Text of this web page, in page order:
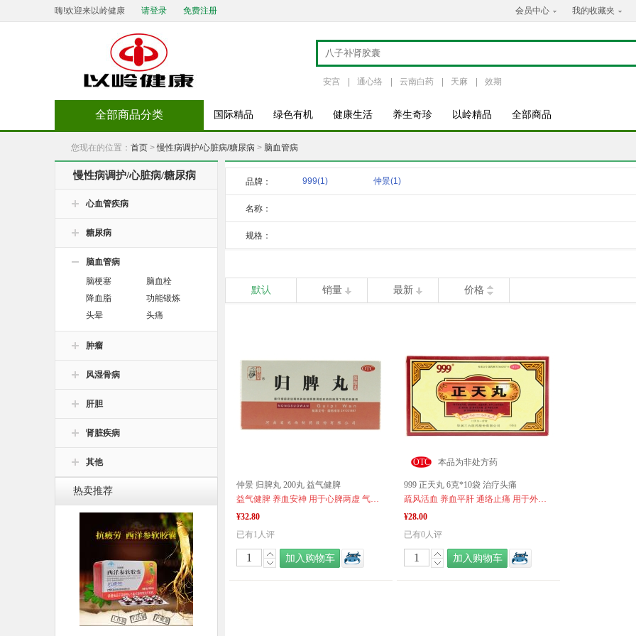
嗨!欢迎来以岭健康 请登录 免费注册 会员中心 我的收藏夹
安宫 通心络 云南白药 天麻 效期
全部商品分类 国际精品 绿色有机 健康生活 养生奇珍 以岭精品 全部商品
您现在的位置： 首页 >慢性病调护/心脏病/糖尿病 > 脑血管病
慢性病调护/心脏病/糖尿病
心血管疾病
糖尿病
脑血管病
脑梗塞
脑血栓
降血脂
功能锻炼
头晕
头痛
肿瘤
风湿骨病
肝胆
肾脏疾病
其他
热卖推荐
品牌： 999(1) 仲景(1)
名称：
规格：
默认 销量 最新 价格
仲景 归脾丸 200丸 益气健脾
益气健脾 养血安神 用于心脾两虚 气短心悸 失眠多梦 头昏头晕 肢倦乏力 食欲不振
¥32.80
已有1人评
加入购物车
999 正天丸 6克*10袋 治疗头痛
疏风活血 养血平肝 通络止痛 用于外感风邪 瘀血阻络 血虚失养 肝阳上亢引起的偏 头痛 紧张性头痛 神经性头痛 颈椎病型头痛 经前头痛
¥28.00
已有0人评
OTC 本品为非处方药
加入购物车